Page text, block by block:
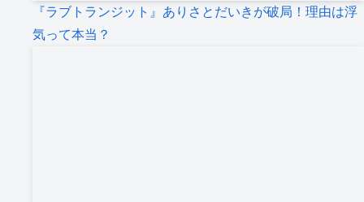
『ラブトランジット』ありさとだいきが破局！理由は浮
気って本当？